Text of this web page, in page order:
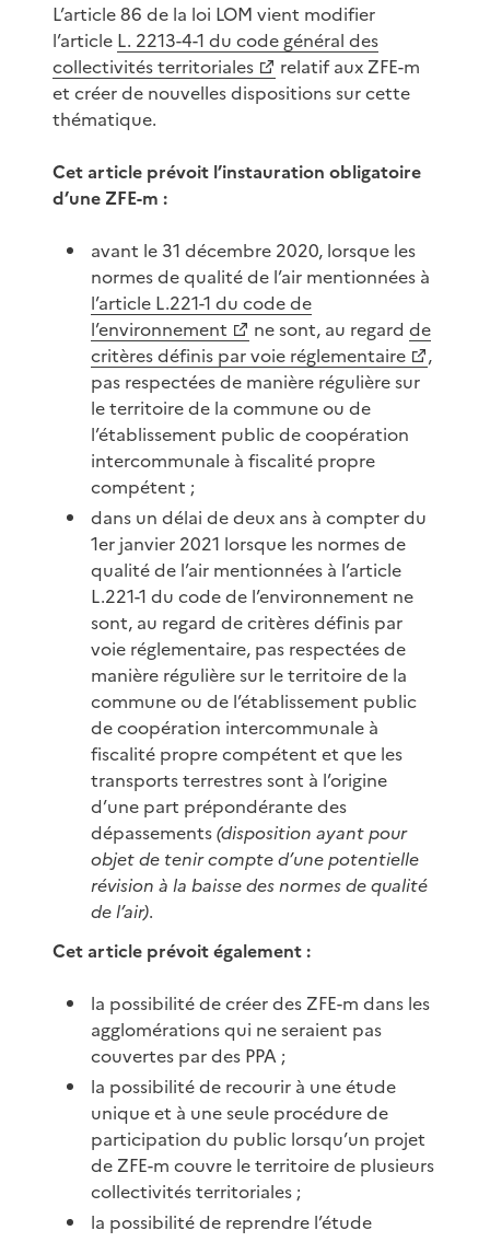
L’article 86 de la loi LOM vient modifier
l’article L. 2213-4-1 du code général des
collectivités territoriales
relatif aux ZFE-m
et créer de nouvelles dispositions sur cette
thématique.
Cet article prévoit l’instauration obligatoire
d’une ZFE-m :
avant le 31 décembre 2020, lorsque les
normes de qualité de l’air mentionnées à
l’article L.221-1 du code de
l’environnement
ne sont, au regardde
critères définis par voie réglementaire
,
pas respectées de manière régulière sur
le territoire de la commune ou de
l’établissement public de coopération
intercommunale à fiscalité propre
compétent ;
dans un délai de deux ans à compter du
1er janvier 2021 lorsque les normes de
qualité de l’air mentionnées à l’article
L.221-1 du code de l’environnement ne
sont, au regard de critères définis par
voie réglementaire, pas respectées de
manière régulière sur le territoire de la
commune ou de l’établissement public
de coopération intercommunale à
fiscalité propre compétent et que les
transports terrestres sont à l’origine
d’une part prépondérante des
dépassements(disposition ayant pour
objet de tenir compte d’une potentielle
révision à la baisse des normes de qualité
de l’air).
Cet article prévoit également :
la possibilité de créer des ZFE-m dans les
agglomérations qui ne seraient pas
couvertes par des PPA ;
la possibilité de recourir à une étude
unique et à une seule procédure de
participation du public lorsqu’un projet
de ZFE-m couvre le territoire de plusieurs
collectivités territoriales ;
la possibilité de reprendre l’étude